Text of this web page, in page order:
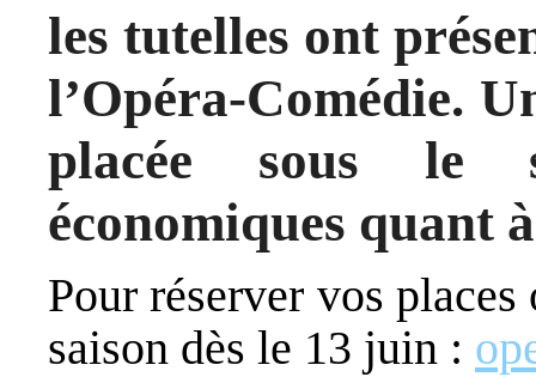
les tutelles ont
l’Opéra-Comédie.
placée sous le
économiques quant
Pour réserver vos
saison dès le 13 juin :